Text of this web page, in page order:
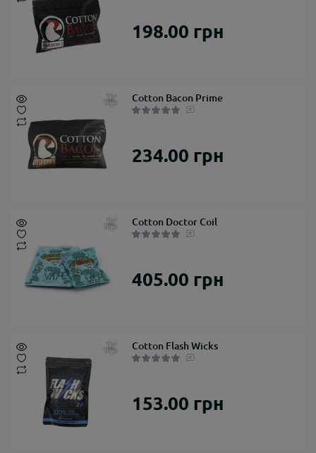
198.00 грн
Cotton Bacon Prime
234.00 грн
Cotton Doctor Coil
405.00 грн
Cotton Flash Wicks
153.00 грн